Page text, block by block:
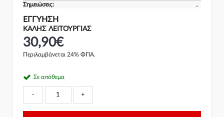
Σημειώσεις:
..
ΕΓΓΎΗΣΗ
ΚΑΛΗΣ ΛΕΙΤΟΥΡΓΙΑΣ
30,90€
Περιλαμβάνεται 24% ΦΠΑ.
Σε απόθεμα
- +